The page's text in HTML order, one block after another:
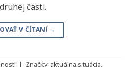
časti.
V ČÍTANÍ →
| Značky: aktuálna situácia,